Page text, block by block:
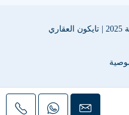
اعلن عقارك معنا